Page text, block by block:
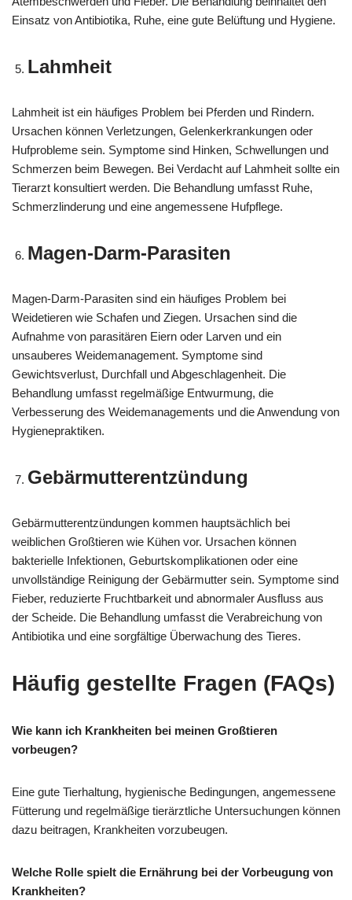
Einsatz von Antibiotika, Ruhe, eine gute Belüftung und Hygiene.
Lahmheit
Lahmheit ist ein häufiges Problem bei Pferden und Rindern.
Ursachen können Verletzungen, Gelenkerkrankungen oder
Hufprobleme sein. Symptome sind Hinken, Schwellungen und
Schmerzen beim Bewegen. Bei Verdacht auf Lahmheit sollte ein
Tierarzt konsultiert werden. Die Behandlung umfasst Ruhe,
Schmerzlinderung und eine angemessene Hufpflege.
Magen-Darm-Parasiten
Magen-Darm-Parasiten sind ein häufiges Problem bei
Weidetieren wie Schafen und Ziegen. Ursachen sind die
Aufnahme von parasitären Eiern oder Larven und ein
unsauberes Weidemanagement. Symptome sind
Gewichtsverlust, Durchfall und Abgeschlagenheit. Die
Behandlung umfasst regelmäßige Entwurmung, die
Verbesserung des Weidemanagements und die Anwendung von
Hygienepraktiken.
Gebärmutterentzündung
Gebärmutterentzündungen kommen hauptsächlich bei
weiblichen Großtieren wie Kühen vor. Ursachen können
bakterielle Infektionen, Geburtskomplikationen oder eine
unvollständige Reinigung der Gebärmutter sein. Symptome sind
Fieber, reduzierte Fruchtbarkeit und abnormaler Ausfluss aus
der Scheide. Die Behandlung umfasst die Verabreichung von
Antibiotika und eine sorgfältige Überwachung des Tieres.
Häufig gestellte Fragen (FAQs)
Wie kann ich Krankheiten bei meinen Großtieren
vorbeugen?
Eine gute Tierhaltung, hygienische Bedingungen, angemessene
Fütterung und regelmäßige tierärztliche Untersuchungen können
dazu beitragen, Krankheiten vorzubeugen.
Welche Rolle spielt die Ernährung bei der Vorbeugung von
Krankheiten?